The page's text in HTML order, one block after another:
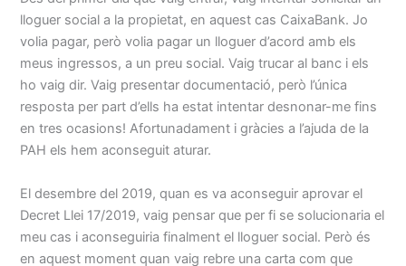
lloguer social a la propietat, en aquest cas CaixaBank. Jo
volia pagar, però volia pagar un lloguer d’acord amb els
meus ingressos, a un preu social. Vaig trucar al banc i els
ho vaig dir. Vaig presentar documentació, però l’única
resposta per part d’ells ha estat intentar desnonar-me fins
en tres ocasions! Afortunadament i gràcies a l’ajuda de la
PAH els hem aconseguit aturar.
El desembre del 2019, quan es va aconseguir aprovar el
Decret Llei 17/2019, vaig pensar que per fi se solucionaria el
meu cas i aconseguiria finalment el lloguer social. Però és
en aquest moment quan vaig rebre una carta com que